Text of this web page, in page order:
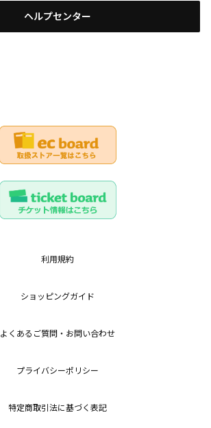
ヘルプセンター
利用規約
ショッピングガイド
よくあるご質問・お問い合わせ
プライバシーポリシー
特定商取引法に基づく表記